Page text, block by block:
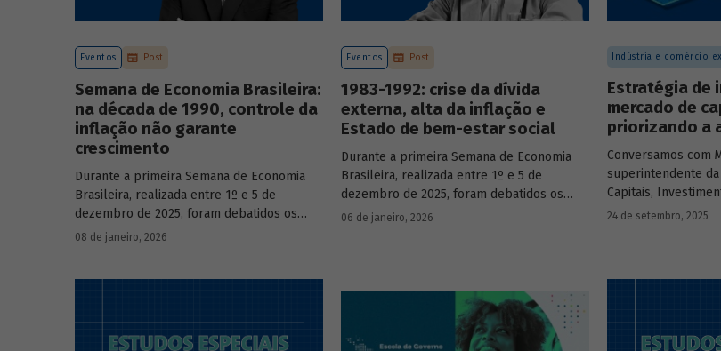
Eventos Post
Semana de Economia Brasileira:
na década de 1990, controle da
inflação não garante
crescimento
Durante a primeira Semana de Economia
Brasileira, realizada entre 1º e 5 de
dezembro de 2025, foram debatidos os
principais temas que marcaram a economia
08 de janeiro, 2026
Eventos Post
1983-1992: crise da dívida
externa, alta da inflação e
Estado de bem-estar social
Durante a primeira Semana de Economia
Brasileira, realizada entre 1º e 5 de
dezembro de 2025, foram debatidos os
principais temas que marcaram a economia
06 de janeiro, 2026
Indústria e comércio
Estratégia de
mercado de
priorizando a
Conversamos com
superintendente
Capitais,
BNDES, e
de bancos de
mercado de
24 de setembro, 2025